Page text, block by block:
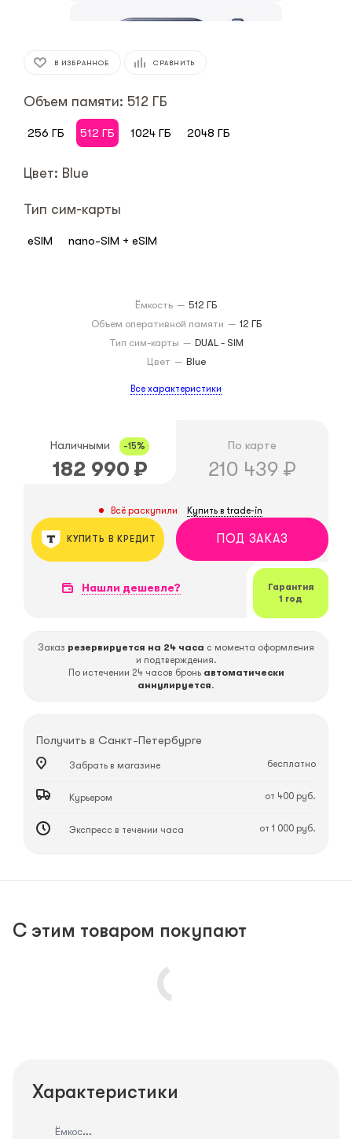
В ИЗБРАННОЕ СРАВНИТЬ
Объем памяти: 512 ГБ
256 ГБ 512 ГБ 1024 ГБ 2048 ГБ
Цвет: Blue
Тип сим-карты
eSIM nano-SIM + eSIM
Ёмкость — 512 ГБ
Объем оперативной памяти — 12 ГБ
Тип сим-карты — DUAL - SIM
Цвет — Blue
Все характеристики
Наличными -15%
182 990 ₽
По карте
210 439 ₽
Всё раскупили Купить в trade-in
ПОД ЗАКАЗ
КУПИТЬ В КРЕДИТ
Нашли дешевле?
Гарантия
1 год
Заказ резервируется на 24 часа с момента оформления
и подтверждения.
По истечении 24 часов бронь автоматически
аннулируется.
Получить в Санкт-Петербурге
Забрать в магазине бесплатно
Курьером от 400 руб.
Экспресс в течении часа от 1 000 руб.
С этим товаром покупают
Характеристики
Ёмкость